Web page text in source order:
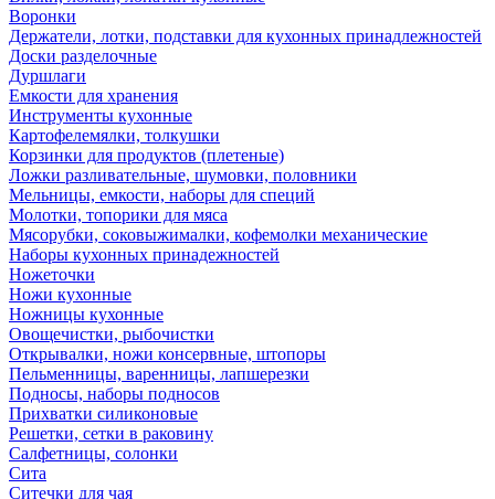
Воронки
Держатели, лотки, подставки для кухонных принадлежностей
Доски разделочные
Дуршлаги
Емкости для хранения
Инструменты кухонные
Картофелемялки, толкушки
Корзинки для продуктов (плетеные)
Ложки разливательные, шумовки, половники
Мельницы, емкости, наборы для специй
Молотки, топорики для мяса
Мясорубки, соковыжималки, кофемолки механические
Наборы кухонных принадежностей
Ножеточки
Ножи кухонные
Ножницы кухонные
Овощечистки, рыбочистки
Открывалки, ножи консервные, штопоры
Пельменницы, варенницы, лапшерезки
Подносы, наборы подносов
Прихватки силиконовые
Решетки, сетки в раковину
Салфетницы, солонки
Сита
Ситечки для чая